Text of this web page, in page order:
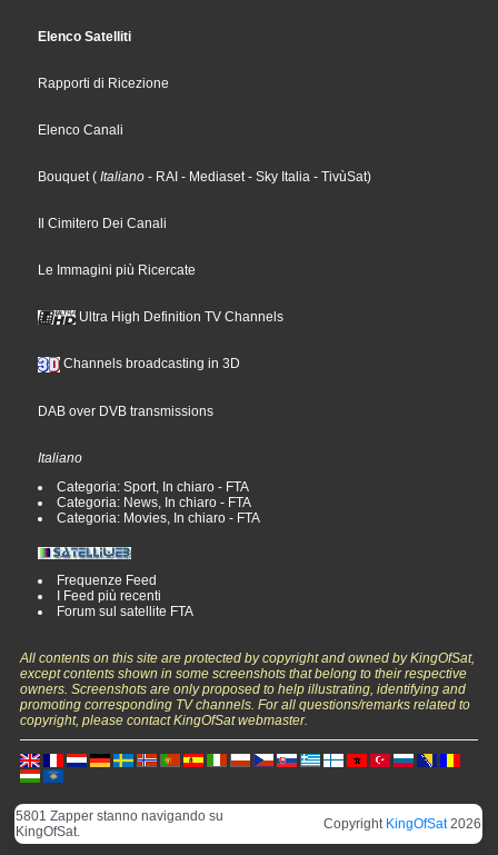
Elenco Satelliti
Rapporti di Ricezione
Elenco Canali
Bouquet( Italiano - RAI - Mediaset- Sky Italia - TivùSat)
Il Cimitero Dei Canali
Le Immagini più Ricercate
Ultra High Definition TV Channels
Channels broadcasting in 3D
DAB over DVB transmissions
Italiano
Categoria: Sport, In chiaro - FTA
Categoria: News, In chiaro - FTA
Categoria: Movies, In chiaro - FTA
Frequenze Feed
I Feed più recenti
Forum sul satellite FTA
All contents on this site are protected by copyright and owned by KingOfSat,
except contents shown in some screenshots that belong to their respective
owners. Screenshots are only proposed to help illustrating, identifying and
promoting corresponding TV channels. For all questions/remarks related to
copyright, please contact KingOfSat webmaster.
5801 Zapper stanno navigando su
KingOfSat.
Copyright KingOfSat2026